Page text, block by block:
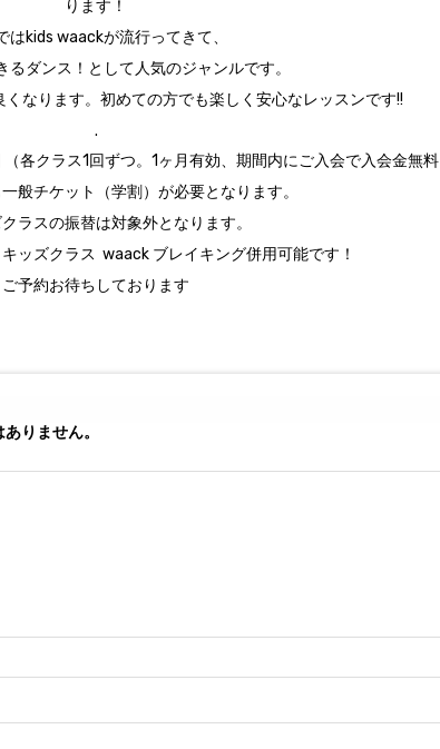
ります！
はkids waackが流行ってきて、
るダンス！として人気のジャンルです。
なります。初めての方でも楽しく安心なレッスンです!!
.
各クラス1回ずつ。1ヶ月有効、期間内にご入会で入会金無料
般チケット（学割）が必要となります。
ラスの振替は対象外となります。
ッズクラス waack ブレイキング併用可能です！
ご予約お待ちしております
りません。